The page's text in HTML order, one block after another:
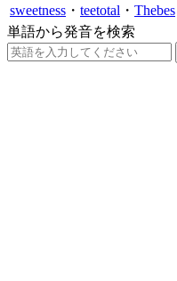
sweetness ・ teetotal ・ Thebes
単語から発音を検索